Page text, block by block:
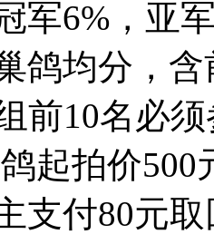
军6%，亚
鸽均分，
前10名必
起拍价
支付80元